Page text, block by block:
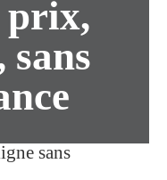
prix,
sans